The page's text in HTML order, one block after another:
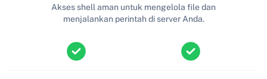
Akses shell aman untuk mengelola file dan
menjalankan perintah di server Anda.